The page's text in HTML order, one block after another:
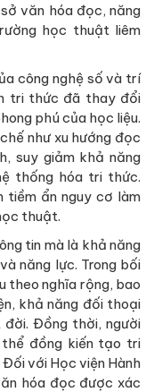
văn hóa đọc, năng
học thuật liêm
công nghệ số và trí
tri thức đã thay đổi
phú của học liệu.
như xu hướng đọc
suy giảm khả năng
thống hóa tri thức.
tiềm ẩn nguy cơ làm
thuật.
tin mà là khả năng
năng lực. Trong bối
theo nghĩa rộng, bao
khả năng đối thoại
Đồng thời, người
đồng kiến tạo tri
với Học viện Hành
hóa đọc được xác